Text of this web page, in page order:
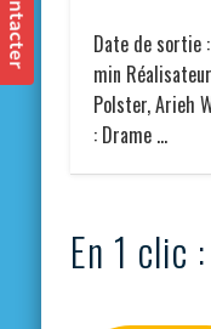
Date de sortie
min
Polster, Arieh
: Drame …
En 1 clic :